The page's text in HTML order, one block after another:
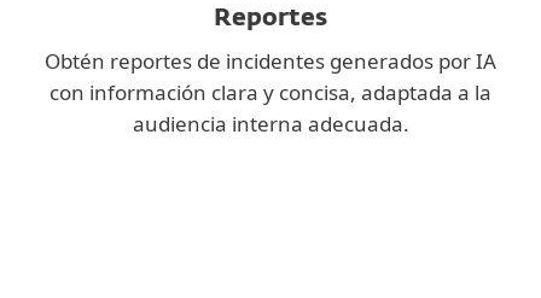
Reportes
Obtén reportes de incidentes generados por IA
con información clara y concisa, adaptada a la
audiencia interna adecuada.